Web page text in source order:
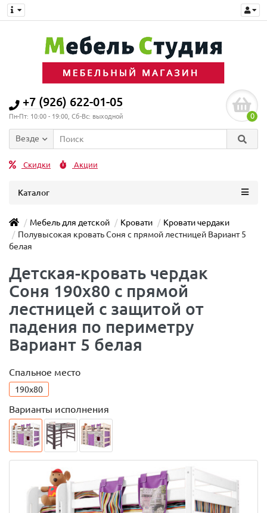
+7 (926) 622-01-05
Пн-Пт: 10:00 - 19:00, Сб-Вс: выходной 0
Везде
Скидки Акции
Каталог
Мебель для детской Кровати
Кровати чердаки
Полувысокая кровать Соня с прямой лестницей Вариант 5
белая
Детская-кровать чердак
Соня 190x80 с прямой
лестницей с защитой от
падения по периметру
Вариант 5 белая
Спальное место
190x80
Варианты исполнения